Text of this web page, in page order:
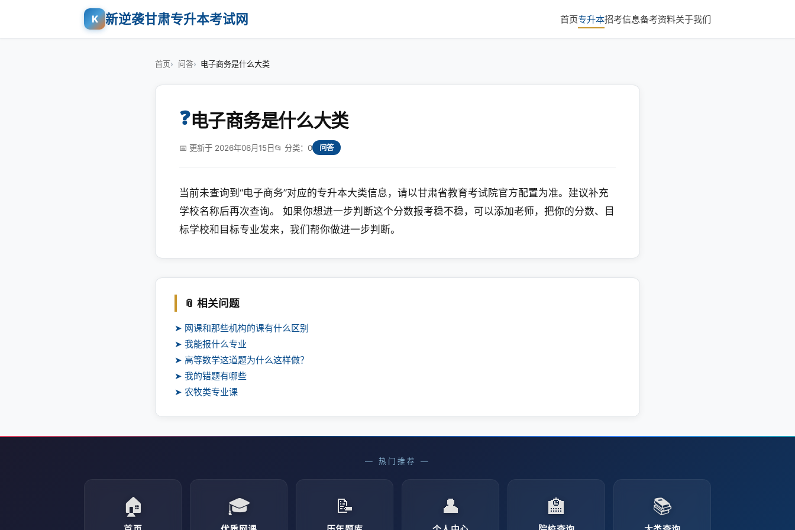
K 新逆袭甘肃专升本考试网 首页专升本招考信息备考资料关于我们
首页 问答 电子商务是什么大类
❓电子商务是什么大类
📅 更新于 2026年06月15日📂 分类：0 问答
当前未查询到“电子商务”对应的专升本大类信息，请以甘肃省教育考试院官方配置为准。建议补充
学校名称后再次查询。 如果你想进一步判断这个分数报考稳不稳，可以添加老师，把你的分数、目
标学校和目标专业发来，我们帮你做进一步判断。
📎 相关问题
➤ 网课和那些机构的课有什么区别
➤ 我能报什么专业
➤ 高等数学这道题为什么这样做？
➤ 我的错题有哪些
➤ 农牧类专业课
— 热门推荐 —
🏠 🎓 📝 👤 🏫 📚